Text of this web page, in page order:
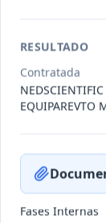
2023
Termo
Inicial
Situação:
009-
2023
RESULTADO
Contratada
EQUIPAREVTO
Fases Internas